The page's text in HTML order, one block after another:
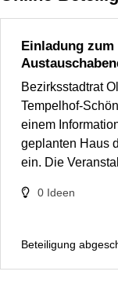
Einladung
Bezirksstadtrat
Tempelhof-
einem
geplanten Haus
ein. Die
0 Ideen
Beteiligung